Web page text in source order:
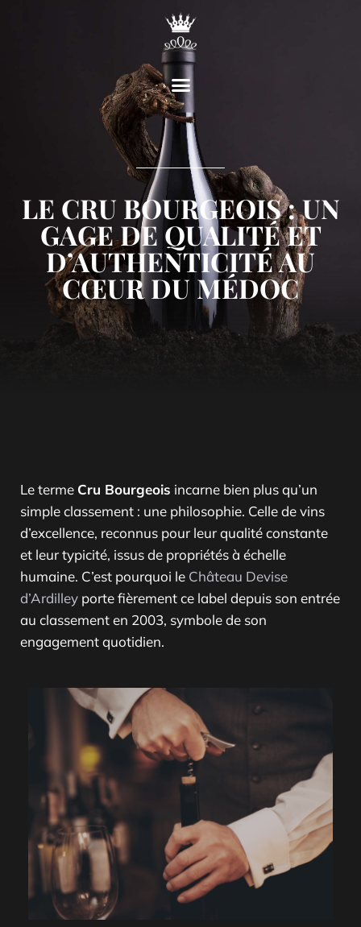
LE CRU BOURGEOIS : UN
GAGE DE QUALITÉ ET
D’AUTHENTICITÉ AU
CŒUR DU MÉDOC
Le terme Cru Bourgeois incarne bien plus qu’un
simple classement : une philosophie. Celle de vins
d’excellence, reconnus pour leur qualité constante
et leur typicité, issus de propriétés à échelle
humaine. C’est pourquoi le Château Devise
d’Ardilley porte fièrement ce label depuis son entrée
au classement en 2003, symbole de son
engagement quotidien.